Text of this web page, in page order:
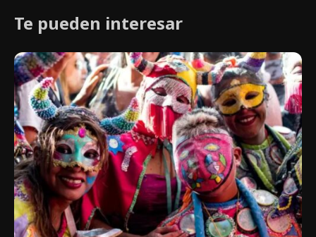
Te pueden interesar